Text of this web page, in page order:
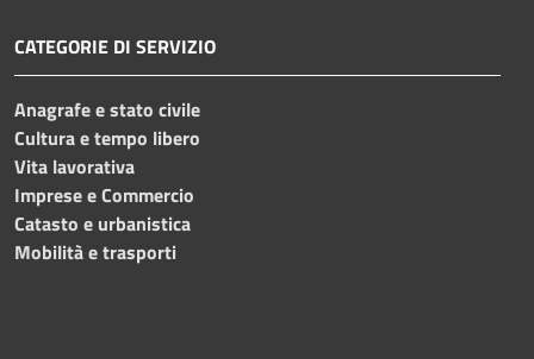
CATEGORIE DI SERVIZIO
Anagrafe e stato civile
Cultura e tempo libero
Vita lavorativa
Imprese e Commercio
Catasto e urbanistica
Mobilità e trasporti